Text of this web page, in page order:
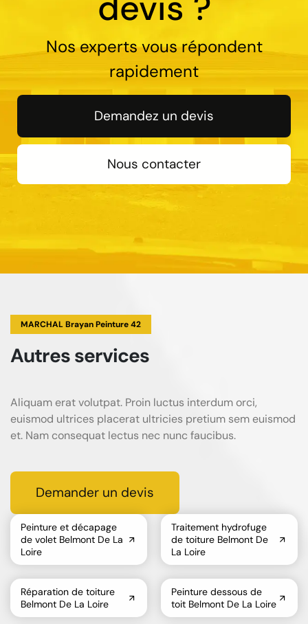
Nos experts vous répondent
rapidement
Demandez un devis
Nous contacter
MARCHAL Brayan Peinture 42
Autres services
Aliquam erat volutpat. Proin luctus interdum orci,
euismod ultrices placerat ultricies pretium sem euismod
et. Nam consequat lectus nec nunc faucibus.
Demander un devis
Peinture et décapage
de volet Belmont De La
Loire
Traitement hydrofuge
de toiture Belmont De
La Loire
Réparation de toiture
Belmont De La Loire
Peinture dessous de
toit Belmont De La Loire